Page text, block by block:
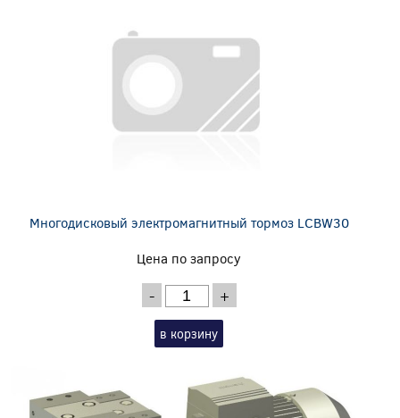
Многодисковый электромагнитный тормоз LCBW30
Цена по запросу
- +
в корзину